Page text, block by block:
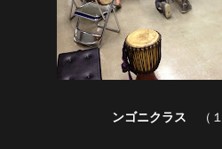
ンゴニクラス （１